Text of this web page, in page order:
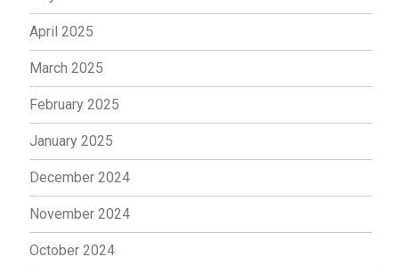
April 2025
March 2025
February 2025
January 2025
December 2024
November 2024
October 2024